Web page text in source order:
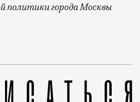
политики города Москвы
праздник День